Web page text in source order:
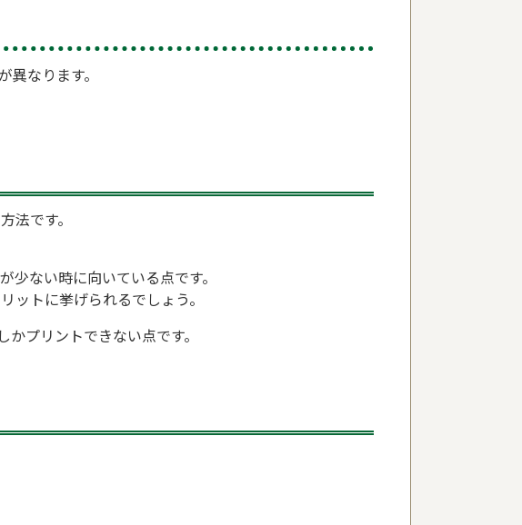
なります。
法です。
ない時に向いている点です。
ットに挙げられるでしょう。
プリントできない点です。